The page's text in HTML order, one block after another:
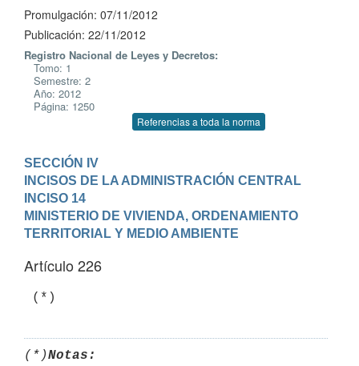
Promulgación: 07/11/2012
Publicación: 22/11/2012
Registro Nacional de Leyes y Decretos:
Tomo: 1
Semestre: 2
Año: 2012
Página: 1250
Referencias a toda la norma
SECCIÓN IV
INCISOS DE LA ADMINISTRACIÓN CENTRAL
INCISO 14
MINISTERIO DE VIVIENDA, ORDENAMIENTO
TERRITORIAL Y MEDIO AMBIENTE
Artículo 226
(*)
(*)Notas: